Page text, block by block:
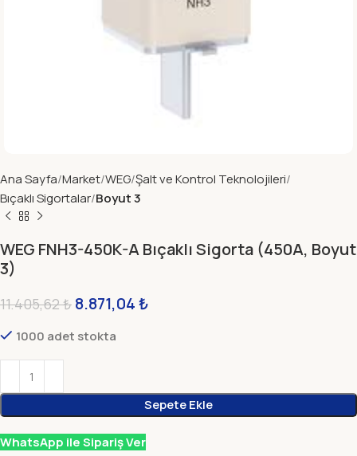
Ana Sayfa Market WEG Şalt ve Kontrol Teknolojileri
Bıçaklı Sigortalar Boyut 3
WEG FNH3-450K-A Bıçaklı Sigorta (450A, Boyut
3)
11.405,62₺ 8.871,04₺
1000 adet stokta
Sepete Ekle
WhatsApp ile Sipariş Ver